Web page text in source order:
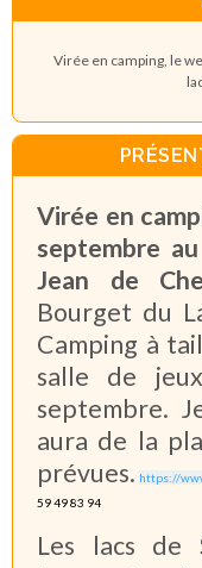
Virée en camping, le
Virée en
septembre
Jean de
Bourget du
Camping à
salle de
septembre.
aura de la
prévues. https://
59 49 83 94
Les lacs de